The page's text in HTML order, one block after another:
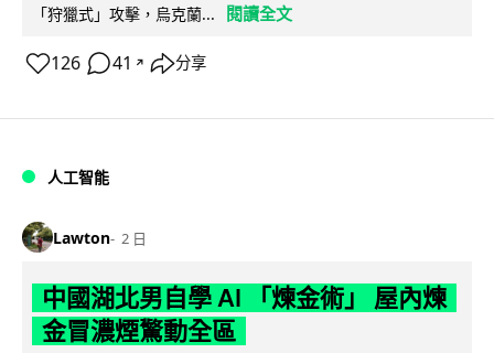
「狩獵式」攻擊，烏克蘭...
閱讀全文
126 41 ↗ 分享
人工智能
Lawton 2 日
中國湖北男自學 AI 「煉金術」 屋內煉
金冒濃煙驚動全區